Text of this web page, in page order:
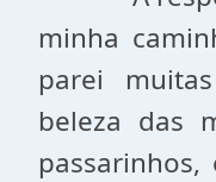
minha
parei
beleza das